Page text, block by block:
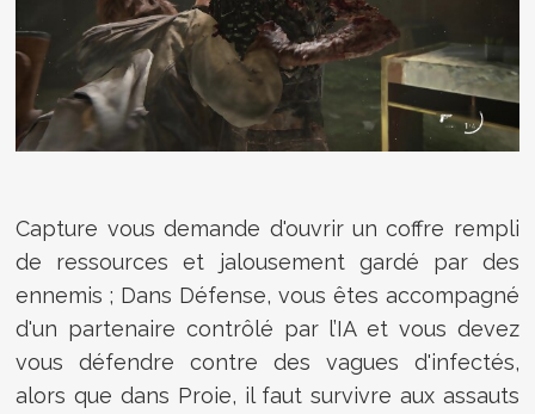
Capture vous demande d'ouvrir un coffre rempli
de ressources et jalousement gardé par des
ennemis ; Dans Défense, vous êtes accompagné
d'un partenaire contrôlé par l’IA et vous devez
vous défendre contre des vagues d'infectés,
alors que dans Proie, il faut survivre aux assauts